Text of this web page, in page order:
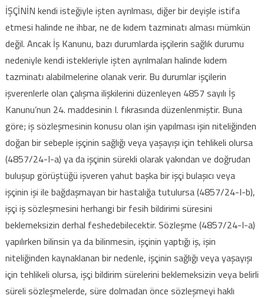
İŞÇİNİN kendi isteğiyle işten ayrılması, diğer bir deyişle istifa
etmesi halinde ne ihbar, ne de kıdem tazminatı alması mümkün
değil. Ancak İş Kanunu, bazı durumlarda işçilerin sağlık durumu
nedeniyle kendi istekleriyle işten ayrılmaları halinde kıdem
tazminatı alabilmelerine olanak verir. Bu durumlar işçilerin
işverenlerle olan çalışma ilişkilerini düzenleyen 4857 sayılı İş
Kanunu’nun 24. maddesinin I. fıkrasında düzenlenmiştir. Buna
göre; iş sözleşmesinin konusu olan işin yapılması işin niteliğinden
doğan bir sebeple işçinin sağlığı veya yaşayışı için tehlikeli olursa
(4857/24-I-a) ya da işçinin sürekli olarak yakından ve doğrudan
buluşup görüştüğü işveren yahut başka bir işçi bulaşıcı veya
işçinin işi ile bağdaşmayan bir hastalığa tutulursa (4857/24-I-b),
işçi iş sözleşmesini herhangi bir fesih bildirimi süresini
beklemeksizin derhal feshedebilecektir. Sözleşme (4857/24-I-a)
yapılırken bilinsin ya da bilinmesin, işçinin yaptığı iş, işin
niteliğinden kaynaklanan bir nedenle, işçinin sağlığı veya yaşayışı
için tehlikeli olursa, işçi bildirim sürelerini beklemeksizin veya belirli
süreli sözleşmelerde, süre dolmadan önce sözleşmeyi haklı